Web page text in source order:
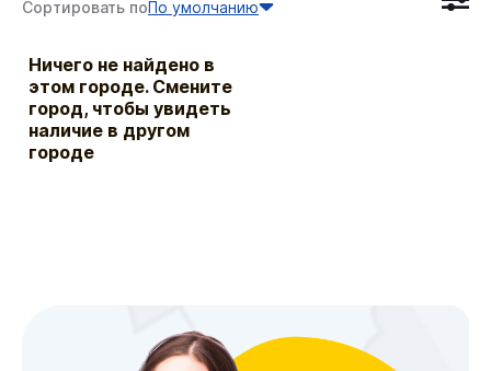
Сортировать поПо умолчанию
Ничего не найдено в
этом городе. Смените
город, чтобы увидеть
наличие в другом
городе